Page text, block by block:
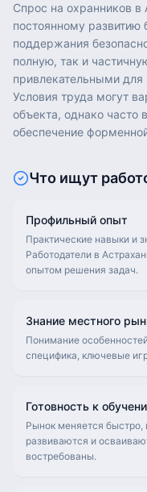
Спрос на охранников в
постоянному развитию
поддержания
полную, так и
привлекательными для
Условия труда могут
объекта, однако часто
обеспечение
Что ищут
Профильный опыт
Практические навыки и
Работодатели в
опытом решения задач.
Знание местного
Понимание
специфика, ключевые
Готовность к
Рынок меняется быстро,
развиваются и
востребованы.